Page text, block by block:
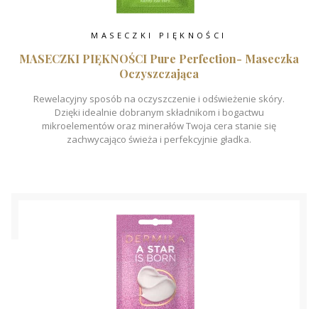
MASECZKI PIĘKNOŚCI
MASECZKI PIĘKNOŚCI Pure Perfection- Maseczka
Oczyszczająca
Rewelacyjny sposób na oczyszczenie i odświeżenie skóry.
Dzięki idealnie dobranym składnikom i bogactwu
mikroelementów oraz minerałów Twoja cera stanie się
zachwycająco świeża i perfekcyjnie gładka.